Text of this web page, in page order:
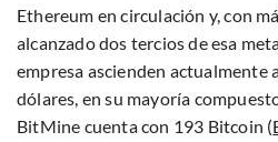
Ethereum en circulación y, con
alcanzado dos tercios de esa
empresa ascienden actualmente
dólares, en su mayoría
BitMine cuenta con 193 Bitcoin (